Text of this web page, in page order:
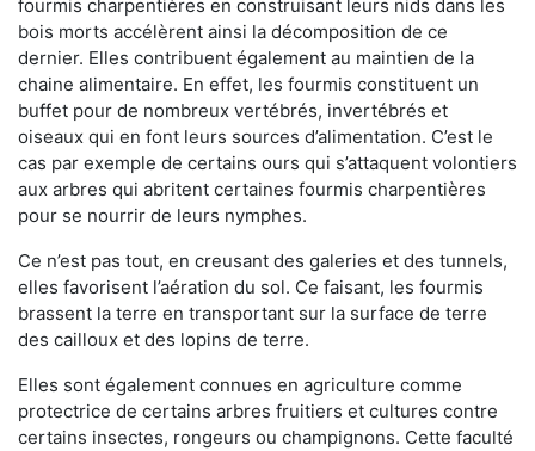
fourmis charpentières en construisant leurs nids dans les
bois morts accélèrent ainsi la décomposition de ce
dernier. Elles contribuent également au maintien de la
chaine alimentaire. En effet, les fourmis constituent un
buffet pour de nombreux vertébrés, invertébrés et
oiseaux qui en font leurs sources d’alimentation. C’est le
cas par exemple de certains ours qui s’attaquent volontiers
aux arbres qui abritent certaines fourmis charpentières
pour se nourrir de leurs nymphes.
Ce n’est pas tout, en creusant des galeries et des tunnels,
elles favorisent l’aération du sol. Ce faisant, les fourmis
brassent la terre en transportant sur la surface de terre
des cailloux et des lopins de terre.
Elles sont également connues en agriculture comme
protectrice de certains arbres fruitiers et cultures contre
certains insectes, rongeurs ou champignons. Cette faculté